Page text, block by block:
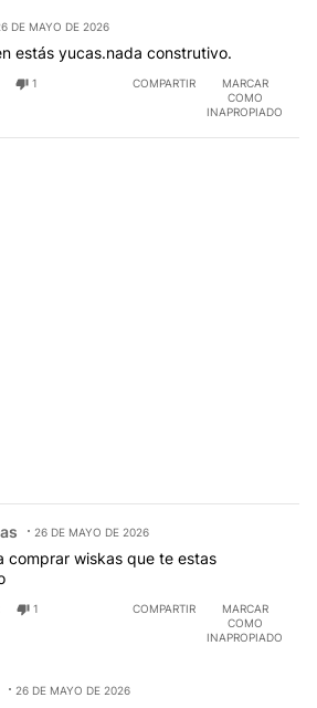
DE MAYO DE 2026
estás yucas.nada construtivo.
1 COMPARTIR
MARCAR
COMO
INAPROPIADO
26 DE MAYO DE 2026
comprar wiskas que te estas
1 COMPARTIR
MARCAR
COMO
INAPROPIADO
26 DE MAYO DE 2026